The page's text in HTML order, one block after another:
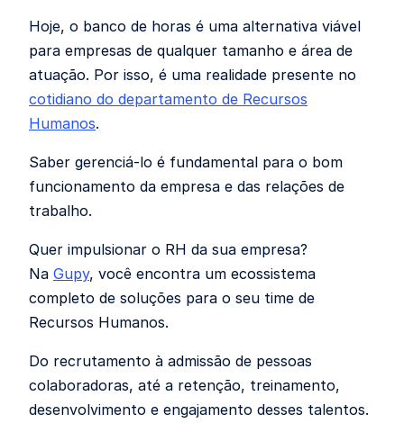
Hoje, o banco de horas é uma alternativa viável
para empresas de qualquer tamanho e área de
atuação. Por isso, é uma realidade presente no
cotidiano do departamento de Recursos
Humanos.
Saber gerenciá-lo é fundamental para o bom
funcionamento da empresa e das relações de
trabalho.
Quer impulsionar o RH da sua empresa?
Na Gupy, você encontra um ecossistema
completo de soluções para o seu time de
Recursos Humanos.
Do recrutamento à admissão de pessoas
colaboradoras, até a retenção, treinamento,
desenvolvimento e engajamento desses talentos.